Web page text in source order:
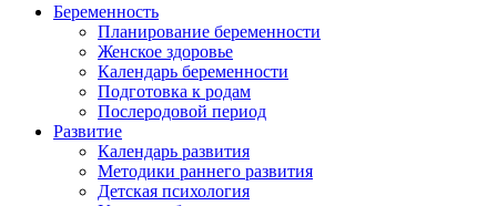
Беременность
Планирование беременности
Женское здоровье
Календарь беременности
Подготовка к родам
Послеродовой период
Развитие
Календарь развития
Методики раннего развития
Детская психология